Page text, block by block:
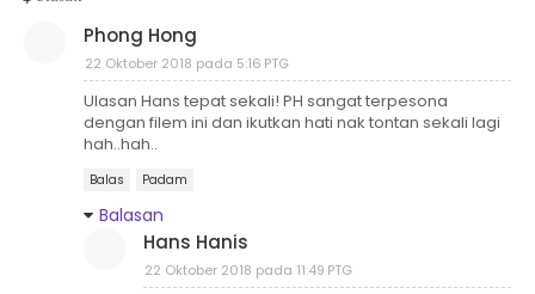
Phong Hong
22 Oktober 2018 pada 5:16 PTG
Ulasan Hans tepat sekali! PH sangat terpesona
dengan filem ini dan ikutkan hati nak tontan sekali lagi
hah..hah..
Balas Padam
Balasan
Hans Hanis
22 Oktober 2018 pada 11:49 PTG